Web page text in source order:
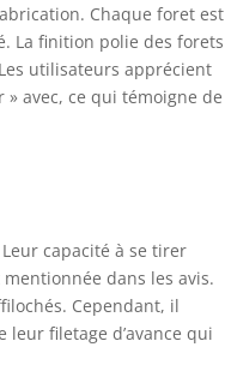
Chaque foret est
La finition polie des forets
utilisateurs apprécient
avec, ce qui témoigne de
capacité à se tirer
dans les avis.
Cependant, il
filetage d’avance qui